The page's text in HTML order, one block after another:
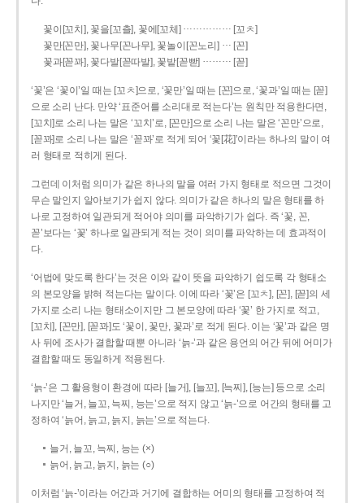
꽃이[꼬치], 꽃을[꼬츨], 꽃에[꼬체] …………… [꼬ㅊ]
꽃만[꼰만], 꽃나무[꼰나무], 꽃놀이[꼰노리] … [꼰]
꽃과[꼳꽈], 꽃다발[꼳따발], 꽃밭[꼳빧] ……… [꼳]
‘꽃’은 ‘꽃이’일 때는 [꼬ㅊ]으로, ‘꽃만’일 때는 [꼰]으로, ‘꽃과’일 때는 [꼳]
으로 소리 난다. 만약 ‘표준어를 소리대로 적는다’는 원칙만 적용한다면,
[꼬치]로 소리 나는 말은 ‘꼬치’로, [꼰만]으로 소리 나는 말은 ‘꼰만’으로,
[꼳꽈]로 소리 나는 말은 ‘꼳꽈’로 적게 되어 ‘꽃[花]’이라는 하나의 말이 여
러 형태로 적히게 된다.
그런데 이처럼 의미가 같은 하나의 말을 여러 가지 형태로 적으면 그것이
무슨 말인지 알아보기가 쉽지 않다. 의미가 같은 하나의 말은 형태를 하
나로 고정하여 일관되게 적어야 의미를 파악하기가 쉽다. 즉 ‘꽃, 꼰,
꼳’보다는 ‘꽃’ 하나로 일관되게 적는 것이 의미를 파악하는 데 효과적이
다.
‘어법에 맞도록 한다’는 것은 이와 같이 뜻을 파악하기 쉽도록 각 형태소
의 본모양을 밝혀 적는다는 말이다. 이에 따라 ‘꽃’은 [꼬ㅊ], [꼰], [꼳]의 세
가지로 소리 나는 형태소이지만 그 본모양에 따라 ‘꽃’ 한 가지로 적고,
[꼬치], [꼰만], [꼳꽈]도 ‘꽃이, 꽃만, 꽃과’로 적게 된다. 이는 ‘꽃’과 같은 명
사 뒤에 조사가 결합할 때뿐 아니라 ‘늙-’과 같은 용언의 어간 뒤에 어미가
결합할 때도 동일하게 적용된다.
‘늙-’은 그 활용형이 환경에 따라 [늘거], [늘꼬], [늑찌], [능는] 등으로 소리
나지만 ‘늘거, 늘꼬, 늑찌, 능는’으로 적지 않고 ‘늙-’으로 어간의 형태를 고
정하여 ‘늙어, 늙고, 늙지, 늙는’으로 적는다.
늘거, 늘꼬, 늑찌, 능는 (×)
늙어, 늙고, 늙지, 늙는 (○)
이처럼 ‘늙-­’이라는 어간과 거기에 결합하는 어미의 형태를 고정하여 적